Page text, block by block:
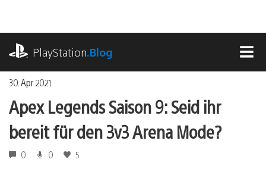
springen
PlayStation.Blog
30. Apr 2021
Apex Legends Saison 9: Seid ihr
bereit für den 3v3 Arena Mode?
0 0 5